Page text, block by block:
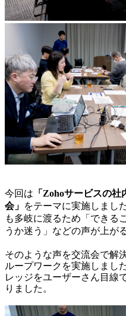
今回は 「Zohoサービスの
会」 をテーマに実施しまし
も多岐に渡るため「できる
うか迷う」などの声が上が
そのような声を交流会で解
ループワークを実施しまし
レッジをユーザーさん目線
りました。